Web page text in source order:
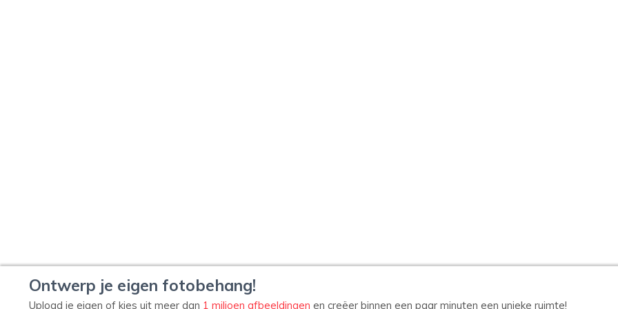
Ontwerp je eigen fotobehang!
Upload je eigen of kies uit meer dan 1 miljoen afbeeldingen en creëer binnen een paar minuten een unieke ruimte!